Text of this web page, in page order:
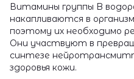
Витамины группы B
накапливаются в
поэтому их необходимо
Они участвуют в
синтезе
здоровья кожи.